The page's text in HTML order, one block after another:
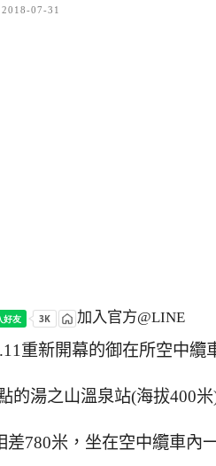
2018-07-31
加入官方@LINE
重新開幕的御在所空中
的湯之山溫泉站(海拔400
差780米，坐在空中纜車內